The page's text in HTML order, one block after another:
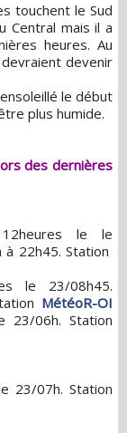
touchent le Sud
Central mais il a
heures. Au
devenir
le début
plus humide.
des dernières
12heures le le
22h45. Station
le 23/08h45.
MétéoR-OI
23/06h. Station
23/07h. Station